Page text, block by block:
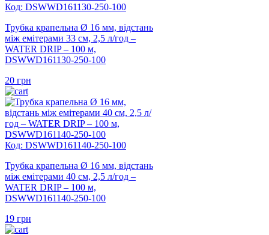
Код: DSWWD161130-250-100
Трубка крапельна Ø 16 мм, відстань
між емітерами 33 см, 2,5 л/год –
WATER DRIP – 100 м,
DSWWD161130-250-100
20 грн
Код: DSWWD161140-250-100
Трубка крапельна Ø 16 мм, відстань
між емітерами 40 см, 2,5 л/год –
WATER DRIP – 100 м,
DSWWD161140-250-100
19 грн